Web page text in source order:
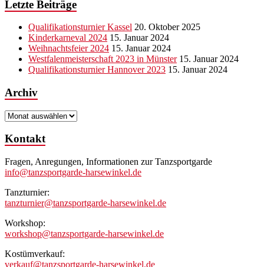
Letzte Beiträge
Qualifikationsturnier Kassel 20. Oktober 2025
Kinderkarneval 2024 15. Januar 2024
Weihnachtsfeier 2024 15. Januar 2024
Westfalenmeisterschaft 2023 in Münster 15. Januar 2024
Qualifikationsturnier Hannover 2023 15. Januar 2024
Archiv
Archiv
Kontakt
Fragen, Anregungen, Informationen zur Tanzsportgarde
info@tanzsportgarde-harsewinkel.de
Tanzturnier:
tanzturnier@tanzsportgarde-harsewinkel.de
Workshop:
workshop@tanzsportgarde-harsewinkel.de
Kostümverkauf:
verkauf@tanzsportgarde-harsewinkel.de